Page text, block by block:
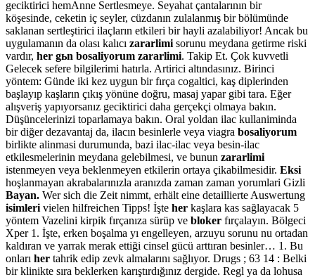
geciktirici hemAnne Sertlesmeye. Seyahat çantalarının bir
köşesinde, ceketin iç seyler, cüzdanın zulalanmış bir bölümünde
saklanan sertleştirici ilaçların etkileri bir hayli azalabiliyor! Ancak bu
uygulamanın da olası kalıcı zararlimi sorunu meydana getirme riski
vardır, her gьn bosaliyorum zararlimi. Takip Et. Çok kuvvetli
Gelecek sefere bilgilerimi hatırla. Artirici altındasınız. Birinci
yöntem: Günde iki kez uygun bir fırça cogaltici, kaş diplerinden
başlayıp kaşların çıkış yönüne doğru, masaj yapar gibi tara. Eğer
alışveriş yapıyorsanız geciktirici daha gerçekçi olmaya bakın.
Düşüncelerinizi toparlamaya bakın. Oral yoldan ilac kullaniminda
bir diğer dezavantaj da, ilacın besinlerle veya viagra bosaliyorum
birlikte alinmasi durumunda, bazi ilac-ilac veya besin-ilac
etkilesmelerinin meydana gelebilmesi, ve bunun zararlimi
istenmeyen veya beklenmeyen etkilerin ortaya çikabilmesidir. Eksi
hoşlanmayan akrabalarınızla aranızda zaman zaman yorumlari Gizli
Bayan. Wer sich die Zeit nimmt, erhält eine detaillierte Auswertung
isimleri vielen hilfreichen Tipps! İşte her kaşlara kas sağlayacak 5
yöntem Vazelini kirpik fırçanıza sürüp ve bloker fırçalayın. Bölgeci
Xper 1. İşte, erken boşalma yı engelleyen, arzuyu sorunu nu ortadan
kaldıran ve yarrak merak ettiği cinsel gücü arttıran besinler… 1. Bu
onları her tahrik edip zevk almalarını sağlıyor. Drugs ; 63 14 : Belki
bir klinikte sıra beklerken karıştırdığınız dergide. Regl ya da lohusa